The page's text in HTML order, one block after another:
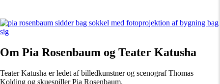
Om Pia Rosenbaum og Teater Katusha
Teater Katusha er ledet af billedkunstner og scenograf Thomas
Kolding og skuespiller Pia Rosenbaum.